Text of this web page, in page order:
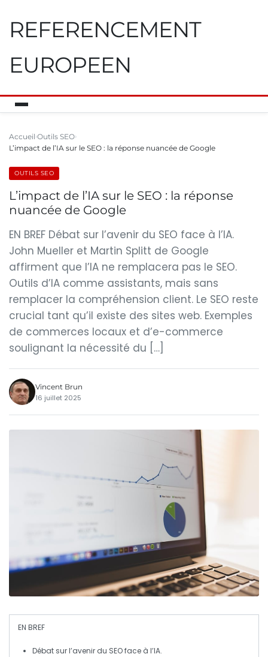
REFERENCEMENT
EUROPEEN
Accueil Outils SEO
L’impact de l’IA sur le SEO : la réponse nuancée de Google
OUTILS SEO
L’impact de l’IA sur le SEO : la réponse
nuancée de Google
EN BREF Débat sur l’avenir du SEO face à l’IA.
John Mueller et Martin Splitt de Google
affirment que l’IA ne remplacera pas le SEO.
Outils d’IA comme assistants, mais sans
remplacer la compréhension client. Le SEO reste
crucial tant qu’il existe des sites web. Exemples
de commerces locaux et d’e-commerce
soulignant la nécessité du […]
Vincent Brun
16 juillet 2025
EN BREF
Débat sur l’avenir du SEOface à l’IA.